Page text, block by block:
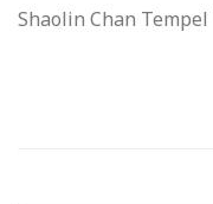
Shaolin Chan Tempel